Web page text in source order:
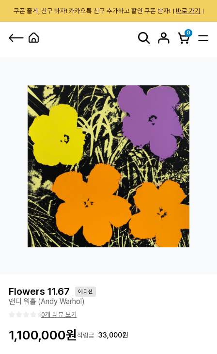
쿠폰 줄게, 친구 하자! 카카오톡 친구 추가하고 할인 쿠폰 받자! 바로 가기
0
Flowers 11.67 에디션
앤디 워홀 (Andy Warhol)
0개 리뷰 보기
1,100,000원적립금 33,000원